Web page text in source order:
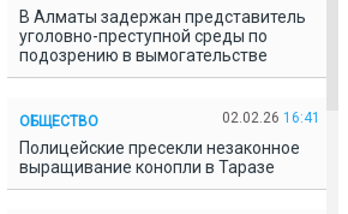
В Алматы задержан представитель
уголовно-преступной среды по
подозрению в вымогательстве
ОБЩЕСТВО 02.02.26 16:41
Полицейские пресекли незаконное
выращивание конопли в Таразе